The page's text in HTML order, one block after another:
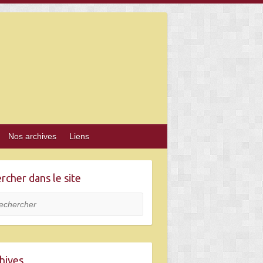
Nos archives Liens
dans le site